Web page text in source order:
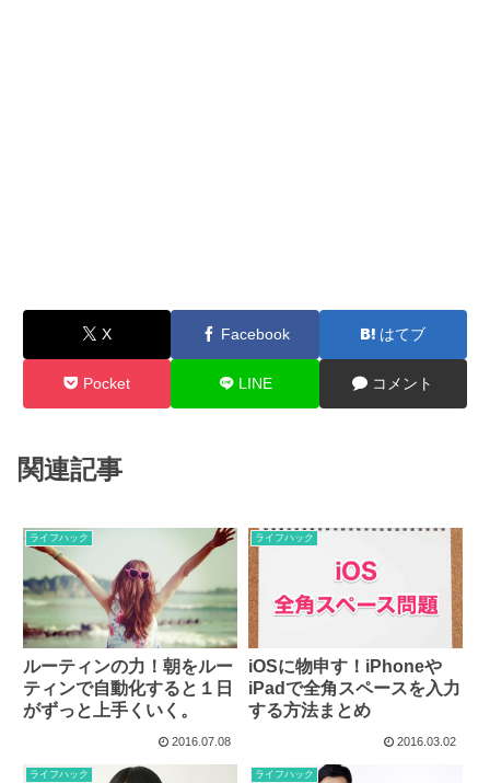
X Facebook はてブ
Pocket LINE コメント
関連記事
ライフハック
ルーティンの力！朝をルー
ティンで自動化すると１日
がずっと上手くいく。
2016.07.08
ライフハック
iOSに物申す！iPhoneや
iPadで全角スペースを入力
する方法まとめ
2016.03.02
ライフハック ライフハック